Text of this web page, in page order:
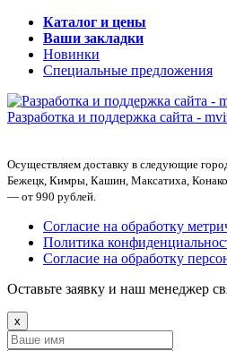
Каталог и цены
Ваши закладки
Новинки
Специальные предложения
Разработка и поддержка сайта -
Осуществляем доставку в следующие
Бежецк, Кимры, Кашин, Максатиха,
— от 990 рублей.
Согласие на обработку
Политика
Согласие на обработку
Оставьте заявку и наш менеджер
x